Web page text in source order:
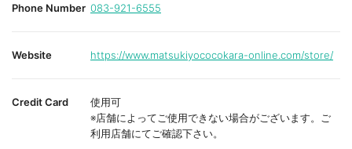
Phone Number 083-921-6555
Website https://www.matsukiyococokara-online.com/store/
Credit Card
使用可
※店舗によってご使用できない場合がございます。ご
利用店舗にてご確認下さい。